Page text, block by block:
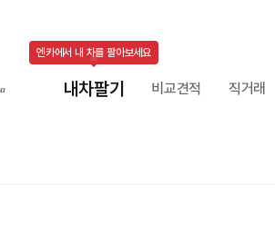
내차팔기
엔카에서 내 차를 팔아보세요
비교견적 직거래